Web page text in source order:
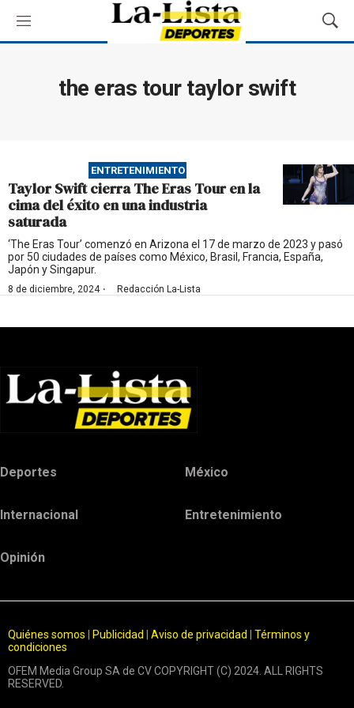
M
e
M
o
ú
s
q
u
d
the eras tour taylor swift
ENTRETENIMIENTO
Taylor Swift cierra The Eras Tour en la
cima del éxito en una industria
saturada
‘The Eras Tour’ comenzó en Arizona el 17 de marzo de 2023 y pasó
por 50 ciudades de países como México, Brasil, Francia, España,
Japón y Singapur.
8 de diciembre, 2024· Redacción La-Lista
Deportes México
Internacional Entretenimiento
Opinión
Quiénes somos Publicidad Aviso de privacidad
Términos y
condiciones
OFEM Media Group SA de CV COPYRIGHT (C) 2024. ALL RIGHTS
RESERVED.